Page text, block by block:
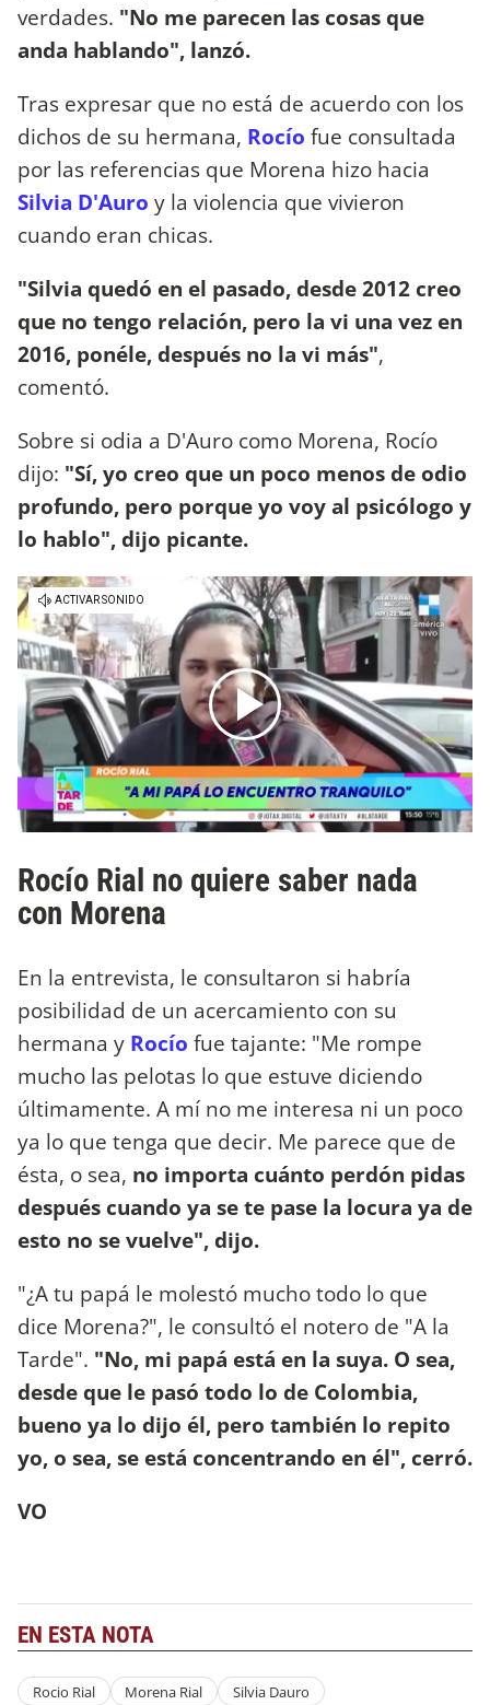
verdades. "No me parecen las cosas que
anda hablando", lanzó.
Tras expresar que no está de acuerdo con los
dichos de su hermana, Rocío fue consultada
por las referencias que Morena hizo hacia
Silvia D'Auro y la violencia que vivieron
cuando eran chicas.
"Silvia quedó en el pasado, desde 2012 creo
que no tengo relación, pero la vi una vez en
2016, ponéle, después no la vi más",
comentó.
Sobre si odia a D'Auro como Morena, Rocío
dijo: "Sí, yo creo que un poco menos de odio
profundo, pero porque yo voy al psicólogo y
lo hablo", dijo picante.
Rocío Rial no quiere saber nada
con Morena
En la entrevista, le consultaron si habría
posibilidad de un acercamiento con su
hermana y Rocío fue tajante: "Me rompe
mucho las pelotas lo que estuve diciendo
últimamente. A mí no me interesa ni un poco
ya lo que tenga que decir. Me parece que de
ésta, o sea, no importa cuánto perdón pidas
después cuando ya se te pase la locura ya de
esto no se vuelve", dijo.
"¿A tu papá le molestó mucho todo lo que
dice Morena?", le consultó el notero de "A la
Tarde". "No, mi papá está en la suya. O sea,
desde que le pasó todo lo de Colombia,
bueno ya lo dijo él, pero también lo repito
yo, o sea, se está concentrando en él", cerró.
VO
EN ESTA NOTA
Rocio Rial Morena Rial Silvia Dauro